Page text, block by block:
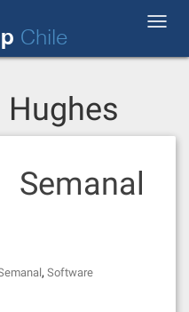
Chile
Hughes
, Software